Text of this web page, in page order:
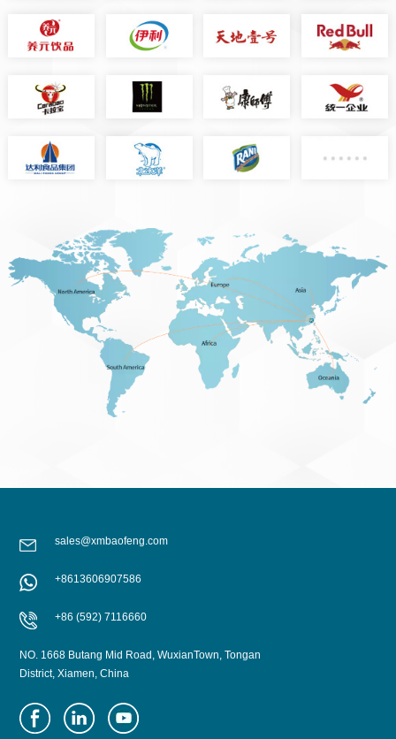
sales@xmbaofeng.com
+8613606907586
+86 (592) 7116660
NO. 1668 Butang Mid Road, WuxianTown, Tongan
District, Xiamen, China